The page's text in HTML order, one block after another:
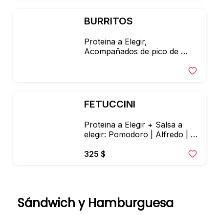
BURRITOS
Proteina a Elegir,
Acompañados de pico de
FETUCCINI
Proteina a Elegir + Salsa a
elegir: Pomodoro | Alfredo |
325 $
Sándwich y Hamburguesa